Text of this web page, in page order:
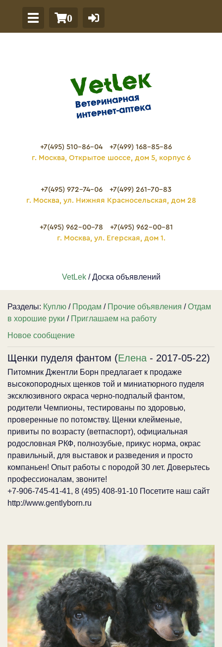
0
+7(495) 510-86-04
+7(499) 168-85-86
г. Москва, Открытое шоссе, дом 5, корпус 6
+7(495) 972-74-06
+7(499) 261-70-83
г. Москва, ул. Нижняя Красносельская, дом 28
+7(495) 962-00-78
+7(495) 962-00-81
г. Москва, ул. Егерская, дом 1.
VetLek/ Доска объявлений
Разделы: Куплю / Продам / Прочие объявления /Отдам
в хорошие руки / Приглашаем на работу
Новое сообщение
Щенки пуделя фантом (Елена - 2017-05-22)
Питомник Джентли Борн предлагает к продаже
высокопородных щенков той и миниатюрного пуделя
эксклюзивного окраса черно-подпалый фантом,
родители Чемпионы, тестированы по здоровью,
проверенные по потомству. Щенки клейменые,
привиты по возрасту (ветпаспорт), официальная
родословная РКФ, полнозубые, прикус норма, окрас
правильный, для выставок и разведения и просто
компаньен! Опыт работы с породой 30 лет. Доверьтесь
профессионалам, звоните!
+7-906-745-41-41, 8 (495) 408-91-10 Посетите наш сайт
http://www.gentlyborn.ru